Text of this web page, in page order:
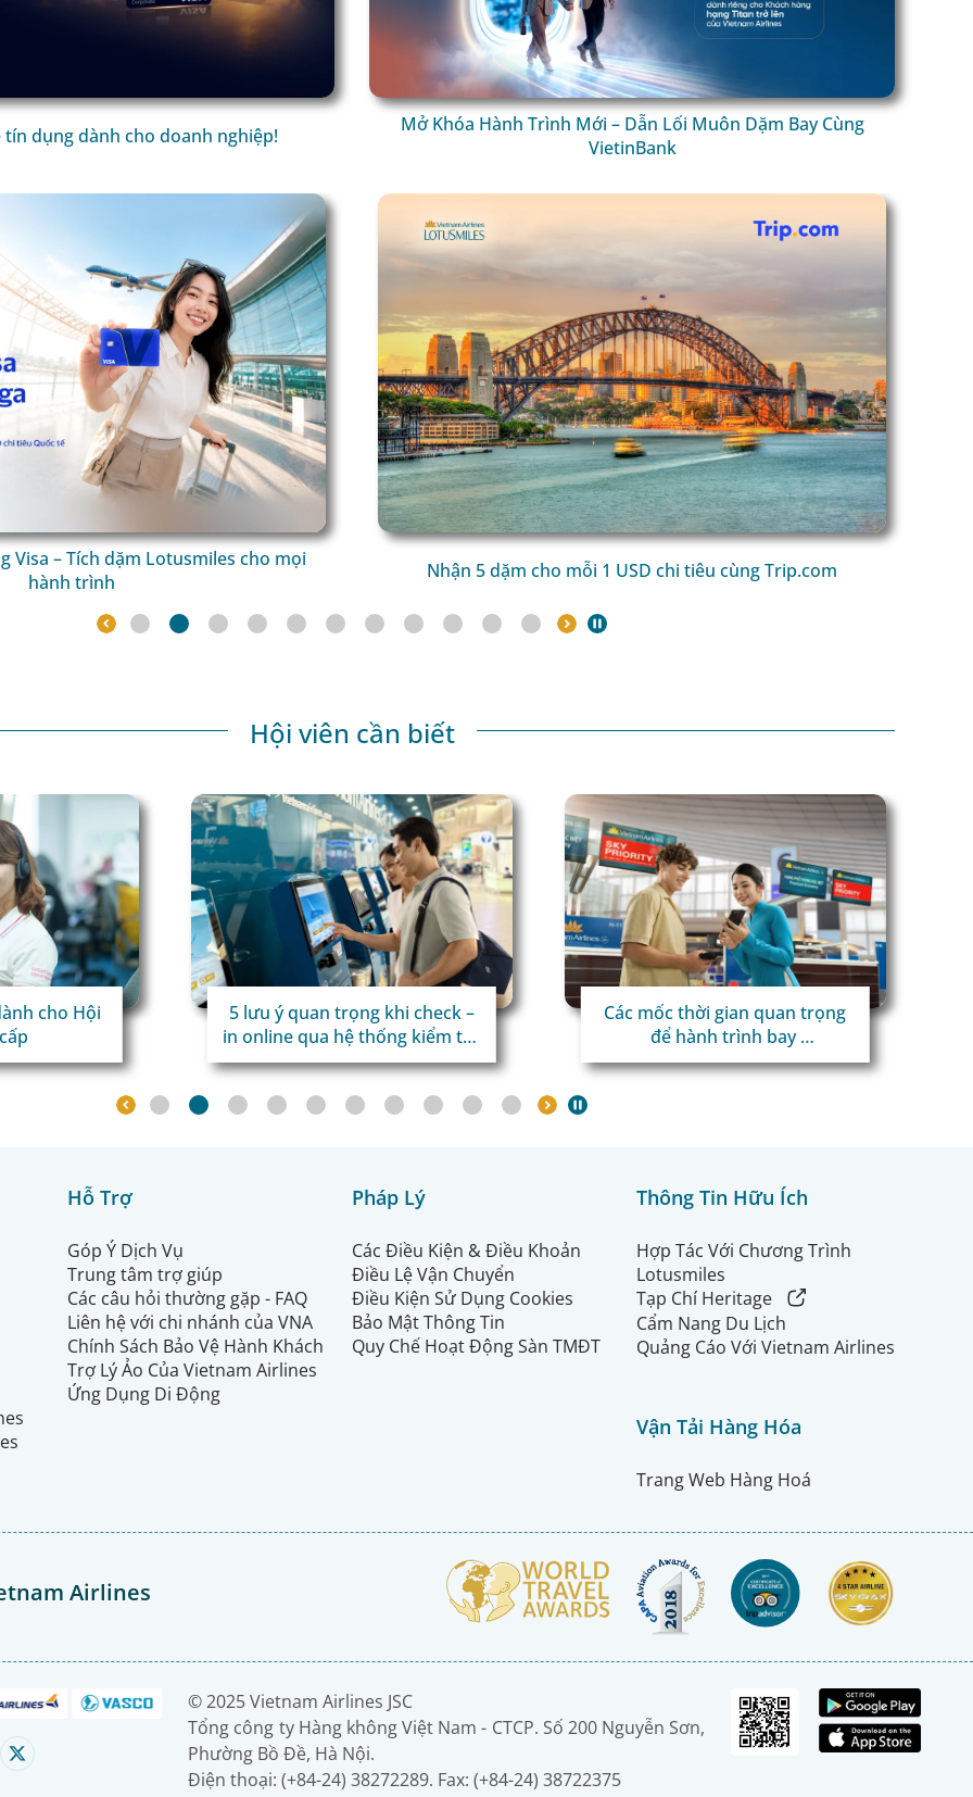
tín dụng dành cho doanh nghiệp!
Mở Khóa Hành Trình Mới – Dẫn Lối Muôn Dặm Bay Cùng
VietinBank
Visa – Tích dặm Lotusmiles cho mọi
hành trình
Nhận 5 dặm cho mỗi 1 USD chi tiêu cùng Trip.com
Hội viên cần biết
cho Hội
5 lưu ý quan trọng khi check –
in online qua hệ thống kiểm tra
tự động TravelDoc ADC
Các mốc thời gian quan trọng
để hành trình bay
thuận lợi
Hỗ Trợ
Góp Ý Dịch Vụ
Trung tâm trợ giúp
Các câu hỏi thường gặp - FAQ
Liên hệ với chi nhánh của VNA
Chính Sách Bảo Vệ Hành Khách
Trợ Lý Ảo Của Vietnam Airlines
Ứng Dụng Di Động
Pháp Lý
Các Điều Kiện & Điều Khoản
Điều Lệ Vận Chuyển
Điều Kiện Sử Dụng Cookies
Bảo Mật Thông Tin
Quy Chế Hoạt Động Sàn TMĐT
Thông Tin Hữu Ích
Hợp Tác Với Chương Trình
Lotusmiles
Tạp Chí Heritage
Cẩm Nang Du Lịch
Quảng Cáo Với Vietnam Airlines
Vận Tải Hàng Hóa
Trang Web Hàng Hoá
Airlines
© 2025 Vietnam Airlines JSC
Tổng công ty Hàng không Việt Nam - CTCP. Số 200 Nguyễn Sơn,
Phường Bồ Đề, Hà Nội.
Điện thoại: (+84-24) 38272289. Fax: (+84-24) 38722375